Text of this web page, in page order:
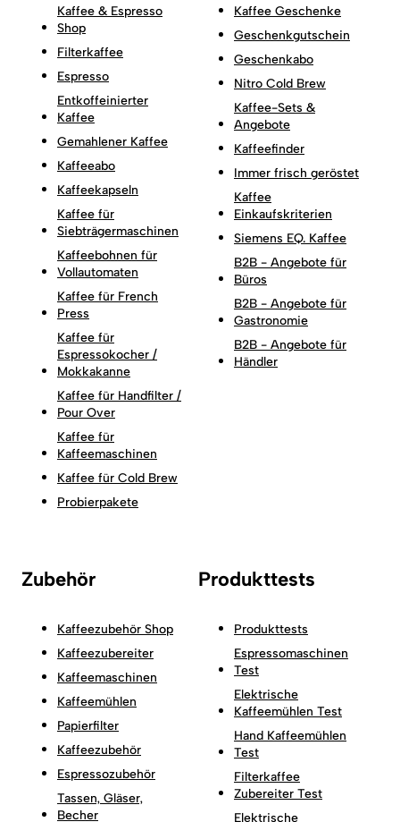
Kaffee & Espresso
Shop
Filterkaffee
Espresso
Entkoffeinierter
Kaffee
Gemahlener Kaffee
Kaffeeabo
Kaffeekapseln
Kaffee für
Siebträgermaschinen
Kaffeebohnen für
Vollautomaten
Kaffee für French
Press
Kaffee für
Espressokocher /
Mokkakanne
Kaffee für Handfilter /
Pour Over
Kaffee für
Kaffeemaschinen
Kaffee für Cold Brew
Probierpakete
Kaffee Geschenke
Geschenkgutschein
Geschenkabo
Nitro Cold Brew
Kaffee-Sets &
Angebote
Kaffeefinder
Immer frisch geröstet
Kaffee
Einkaufskriterien
Siemens EQ. Kaffee
B2B - Angebote für
Büros
B2B - Angebote für
Gastronomie
B2B - Angebote für
Händler
Zubehör
Kaffeezubehör Shop
Kaffeezubereiter
Kaffeemaschinen
Kaffeemühlen
Papierfilter
Kaffeezubehör
Espressozubehör
Tassen, Gläser,
Becher
Produkttests
Produkttests
Espressomaschinen
Test
Elektrische
Kaffeemühlen Test
Hand Kaffeemühlen
Test
Filterkaffee
Zubereiter Test
Elektrische